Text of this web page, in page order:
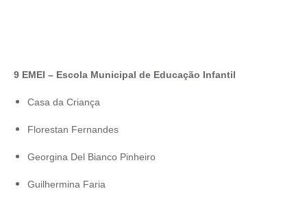
9 EMEI – Escola Municipal de Educação Infantil
Casa da Criança
Florestan Fernandes
Georgina Del Bianco Pinheiro
Guilhermina Faria